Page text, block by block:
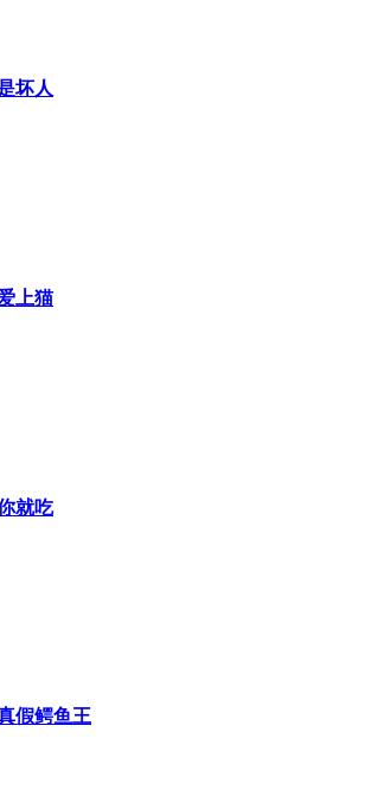
坏人
上猫
就吃
假鳄鱼王